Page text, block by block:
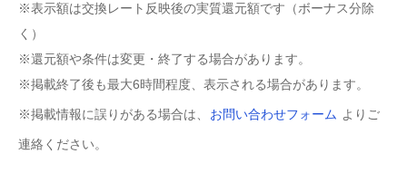
※表示額は交換レート反映後の実質還元額です（ボーナス分除
く）
※還元額や条件は変更・終了する場合があります。
※掲載終了後も最大6時間程度、表示される場合があります。
※掲載情報に誤りがある場合は、 お問い合わせフォーム よりご
連絡ください。